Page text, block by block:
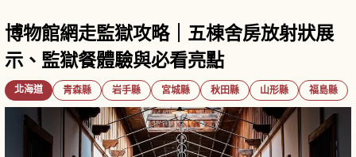
博物館網走監獄攻略｜五棟舍房放射狀展
示、監獄餐體驗與必看亮點
北海道 青森縣 岩手縣 宮城縣 秋田縣 山形縣 福島縣